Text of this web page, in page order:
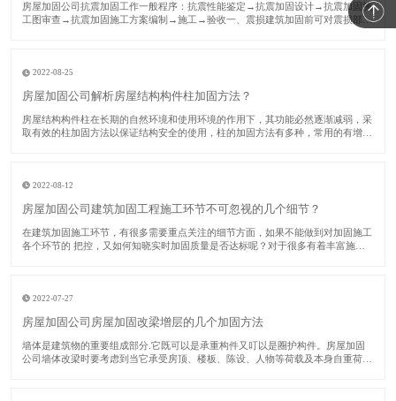
​房屋加固公司抗震加固工作一般程序：抗震性能鉴定→抗震加固设计→抗震加固施
工图审查→抗震加固施工方案编制→施工→验收一、震损建筑加固前可对震损部
2022-08-25
房屋加固公司解析房屋结构构件柱加固方法？
​房屋结构构件柱在长期的自然环境和使用环境的作用下，其功能必然逐渐减弱，采
取有效的柱加固方法以保证结构安全的使用，柱的加固方法有多种，常用的有增大
2022-08-12
房屋加固公司建筑加固工程施工环节不可忽视的几个细节？
​在建筑加固施工环节，有很多需要重点关注的细节方面，如果不能做到对加固施工
各个环节的 把控，又如何知晓实时加固质量是否达标呢？对于很多有着丰富施工
2022-07-27
房屋加固公司房屋加固改梁增层的几个加固方法
​墙体是建筑物的重要组成部分.它既可以是承重构件又叮以是圈护构件。房屋加固
公司墙体改梁时要考虑到当它承受房顶、楼板、陈设、人物等荷载及本身自重荷